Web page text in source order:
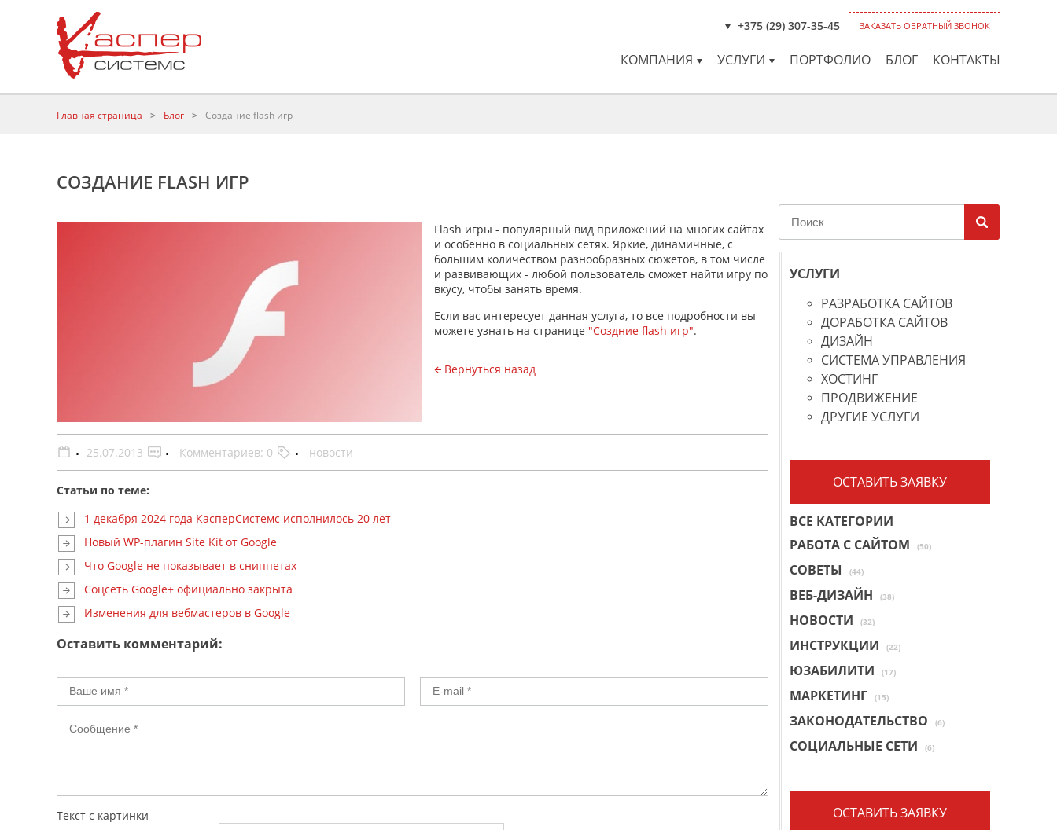
ЗАКАЗАТЬ ОБРАТНЫЙ ЗВОНОК
+375 (29) 307-35-45
КОМПАНИЯ УСЛУГИ ПОРТФОЛИО БЛОГ КОНТАКТЫ
Главная страница > Блог > Создание flash игр
СОЗДАНИЕ FLASH ИГР
Flash игры - популярный вид приложений на многих сайтах
и особенно в социальных сетях. Яркие, динамичные, с
большим количеством разнообразных сюжетов, в том числе
и развивающих - любой пользователь сможет найти игру по
вкусу, чтобы занять время.
Если вас интересует данная услуга, то все подробности вы
можете узнать на странице "Создние flash игр".
Вернуться назад
25.07.2013 Комментариев: 0 новости
Статьи по теме:
1 декабря 2024 года КасперСистемс исполнилось 20 лет
Новый WP-плагин Site Kit от Google
Что Google не показывает в сниппетах
Соцсеть Google+ официально закрыта
Изменения для вебмастеров в Google
Оставить комментарий:
Текст с картинки
УСЛУГИ
РАЗРАБОТКА САЙТОВ
ДОРАБОТКА САЙТОВ
ДИЗАЙН
СИСТЕМА УПРАВЛЕНИЯ
ХОСТИНГ
ПРОДВИЖЕНИЕ
ДРУГИЕ УСЛУГИ
ОСТАВИТЬ ЗАЯВКУ
ВСЕ КАТЕГОРИИ
РАБОТА С САЙТОМ
(50)
СОВЕТЫ (44)
ВЕБ-ДИЗАЙН (38)
НОВОСТИ (32)
ИНСТРУКЦИИ (22)
ЮЗАБИЛИТИ (17)
МАРКЕТИНГ (15)
ЗАКОНОДАТЕЛЬСТВО (6)
СОЦИАЛЬНЫЕ СЕТИ (6)
ОСТАВИТЬ ЗАЯВКУ